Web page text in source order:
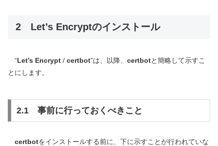
2 Let’s Encryptのインストール
“Let’s Encrypt / certbot”は、以降、 certbotと簡略して示すこ
とにします。
2.1 事前に行っておくべきこと
certbotをインストールする前に、下に示すことが行われていな